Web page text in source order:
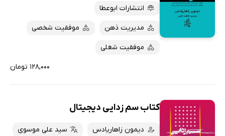
انتشارات ابوعطا
مدیریت ذهن موفقیت شخصی
موفقیت شغلی
۱۲۸,۰۰۰ تومان
کتاب سم زدایی دیجیتال
دیمون زاهاریادس
سید علی موسوی